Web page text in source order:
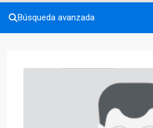
Búsqueda avanzada